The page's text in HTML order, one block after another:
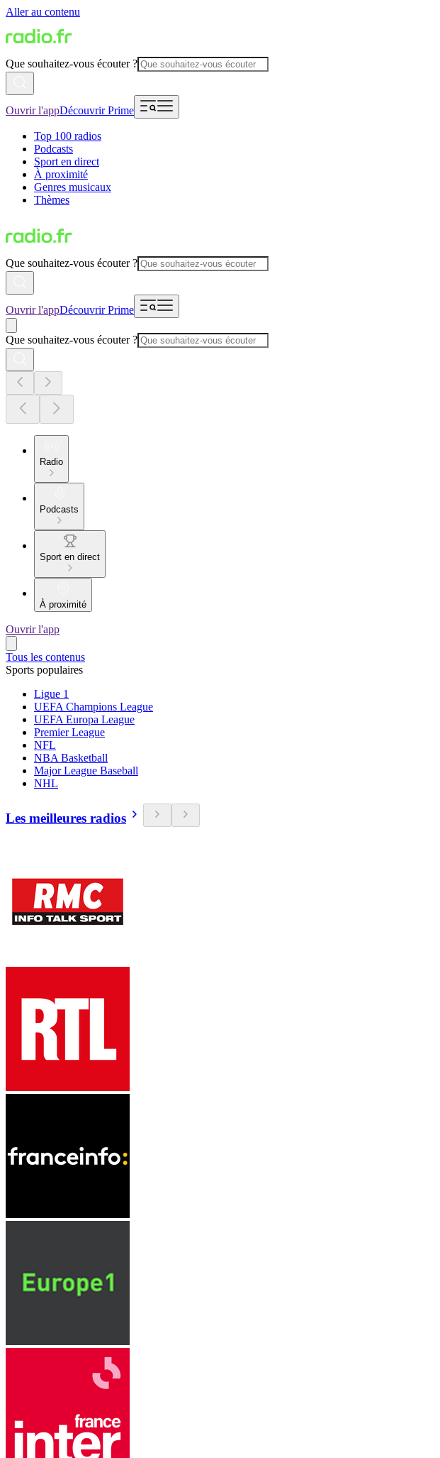
Aller au contenu
Que souhaitez-vous écouter ?
Ouvrir l'appDécouvrir Prime
Top 100 radios
Podcasts
Sport en direct
À proximité
Genres musicaux
Thèmes
Que souhaitez-vous écouter ?
Ouvrir l'appDécouvrir Prime
Que souhaitez-vous écouter ?
Radio
Podcasts
Sport en direct
À proximité
Ouvrir l'app
Tous les contenus
Sports populaires
Ligue 1
UEFA Champions League
UEFA Europa League
Premier League
NFL
NBA Basketball
Major League Baseball
NHL
Les meilleures radios